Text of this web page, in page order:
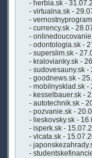
- herbia.sk -
- virtualna.sk -
-
- currency.sk -
-
- odontologia.sk -
- superslim.sk -
- kralovianky.sk -
- sudovesauny.sk -
- goodnews.sk -
- mobilnysklad.sk -
- kesselbauer.sk -
- autotechnik.sk -
- pozvanie.sk -
- lieskovsky.sk -
- isperk.sk -
- vlcata.sk -
-
-